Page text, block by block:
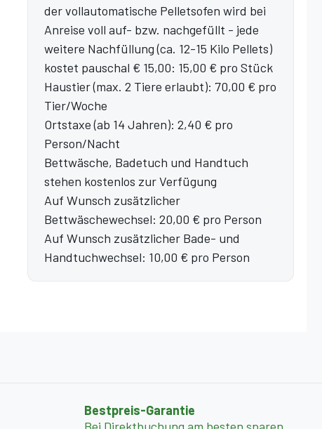
der vollautomatische Pelletsofen wird bei
Anreise voll auf- bzw. nachgefüllt - jede
weitere Nachfüllung (ca. 12-15 Kilo Pellets)
kostet pauschal € 15,00: 15,00 € pro Stück
Haustier (max. 2 Tiere erlaubt): 70,00 € pro
Tier/Woche
Ortstaxe (ab 14 Jahren): 2,40 € pro
Person/Nacht
Bettwäsche, Badetuch und Handtuch
stehen kostenlos zur Verfügung
Auf Wunsch zusätzlicher
Bettwäschewechsel: 20,00 € pro Person
Auf Wunsch zusätzlicher Bade- und
Handtuchwechsel: 10,00 € pro Person
Bestpreis-Garantie
Bei Direktbuchung am besten sparen